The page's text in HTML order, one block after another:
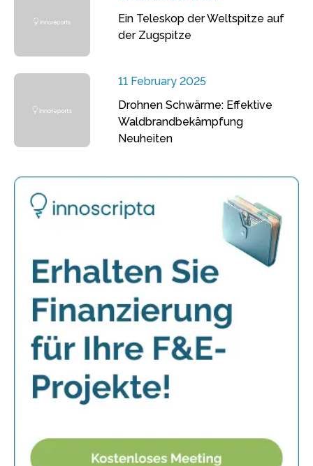
Ein Teleskop der Weltspitze auf
der Zugspitze
11 February 2025
Drohnen Schwärme: Effektive
Waldbrandbekämpfung
Neuheiten